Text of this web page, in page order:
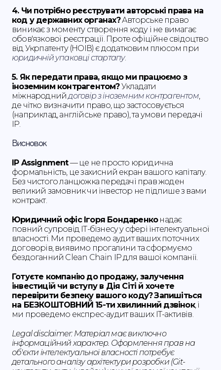
4. Чи потрібно реєструвати авторські права на
код у державних органах?Авторське право
виникає з моменту створення коду і не вимагає
обов'язкової реєстрації. Проте офіційне свідоцтво
від Укрпатенту (НОІВ) є додатковим плюсом при
юридичній упаковці стартапу.
5. Як передати права, якщо ми працюємо з
іноземним контрагентом?Укладати
міжнароднийдоговір з іноземним контрагентом,
де чітко визначити право, що застосовується
(наприклад, англійське право), та умови передачі
IP.
Висновок
IP Assignment— це не просто юридична
формальність, це захисний екран вашого капіталу.
Без чистого ланцюжка передачі прав жоден
великий замовник чи інвестор не підпише з вами
контракт.
Юридичний офіс Ігоря Бондаренконадає
повний супровід ІТ-бізнесу у сфері інтелектуальної
власності. Ми проведемо аудит ваших поточних
договорів, виявимо прогалини та сформуємо
бездоганний Clean Chain IP для вашої компанії.
Готуєте компанію до продажу, залучення
інвестицій чи вступу в Дія Сіті й хочете
перевірити безпеку вашого коду?Запишіться
на БЕЗКОШТОВНИЙ 15-ти хвилинний дзвінок, і
ми проведемо експрес-аудит ваших ІТ-активів.
Legal disclaimer: Матеріал має виключно
інформаційний характер. Оформлення прав на
об'єкти інтелектуальної власності потребує
детального аналізу архітектури розробки (Git-